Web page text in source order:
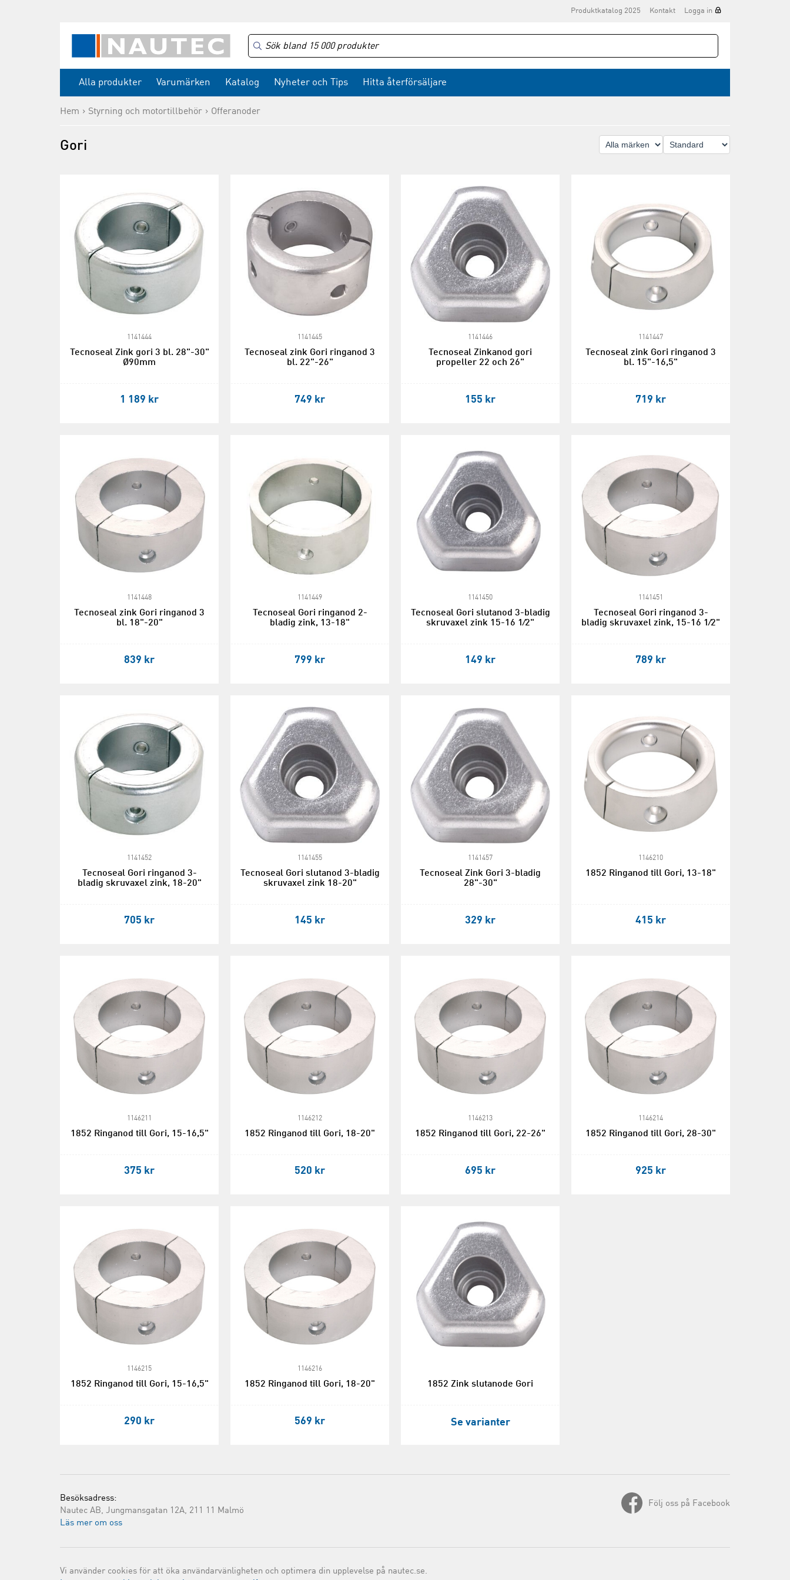
Produktkatalog 2025 Kontakt Logga in
Alla produkter Varumärken Katalog Nyheter och Tips Hitta återförsäljare
Hem Styrning och motortillbehör Offeranoder
Gori
1141444
Tecnoseal Zink gori 3 bl. 28"-30"
Ø90mm
1 189 kr
1141445
Tecnoseal zink Gori ringanod 3
bl. 22"-26"
749 kr
1141446
Tecnoseal Zinkanod gori
propeller 22 och 26"
155 kr
1141447
Tecnoseal zink Gori ringanod 3
bl. 15"-16,5"
719 kr
1141448
Tecnoseal zink Gori ringanod 3
bl. 18"-20"
839 kr
1141449
Tecnoseal Gori ringanod 2-
bladig zink, 13-18"
799 kr
1141450
Tecnoseal Gori slutanod 3-bladig
skruvaxel zink 15-16 1⁄2"
149 kr
1141451
Tecnoseal Gori ringanod 3-
bladig skruvaxel zink, 15-16 1⁄2"
789 kr
1141452
Tecnoseal Gori ringanod 3-
bladig skruvaxel zink, 18-20"
705 kr
1141455
Tecnoseal Gori slutanod 3-bladig
skruvaxel zink 18-20"
145 kr
1141457
Tecnoseal Zink Gori 3-bladig
28"-30"
329 kr
1146210
1852 Ringanod till Gori, 13-18"
415 kr
1146211
1852 Ringanod till Gori, 15-16,5"
375 kr
1146212
1852 Ringanod till Gori, 18-20"
520 kr
1146213
1852 Ringanod till Gori, 22-26"
695 kr
1146214
1852 Ringanod till Gori, 28-30"
925 kr
1146215
1852 Ringanod till Gori, 15-16,5"
290 kr
1146216
1852 Ringanod till Gori, 18-20"
569 kr
1852 Zink slutanode Gori
Se varianter
Besöksadress:
Nautec AB, Jungmansgatan 12A, 211 11 Malmö
Läs mer om oss
Följ oss på Facebook
Vi använder cookies för att öka användarvänligheten och optimera din upplevelse på nautec.se.